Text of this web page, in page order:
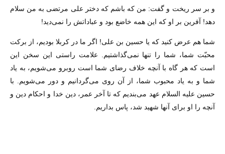
و بر سر ریخت و گفت: من که باشم که دختر على مرتضى به من سلام
دهد! آفرین بر او که این همه خاضع بود و عباداتش را نمى‌دید!
شما هم عرض کنید که یا حسین بن على! اگر ما در کربلا بودیم، از برکت
محبّت شما، شما را تنها نمى‌گذاشتیم. علامت راستى این سخن این
است که هر گاه با آنچه خلاف رضاى شما است روبرو مى‌شویم، به یاد
شما و به یاد محبوب شما، از آن روى مى‌گردانیم و دور مى‌شویم. با
حسین علیه السلام عهد مى‌بندیم که تا آخر عمر، دین خدا و احکام دین و
آنچه را او براى آنها شهید شد، پاس بداریم.